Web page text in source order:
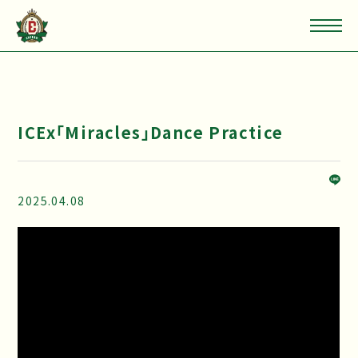
ICEx「Miracles」Dance Practice
2025.04.08